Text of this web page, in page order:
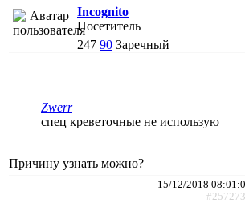
Incognito
Посетитель
247 90 Заречный
Zwerr
спец креветочные не использую
Причину узнать можно?
15/12/2018